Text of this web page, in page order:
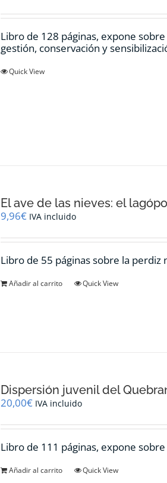
Libro de 128 páginas, expone
gestión, conservación y
Quick View
El ave de las nieves: el
9,96€ IVA incluido
Libro de 55 páginas sobre la perdiz
Añadir al carrito Quick View
Dispersión juvenil del
20,00€ IVA incluido
Libro de 111 páginas, expone
Añadir al carrito Quick View